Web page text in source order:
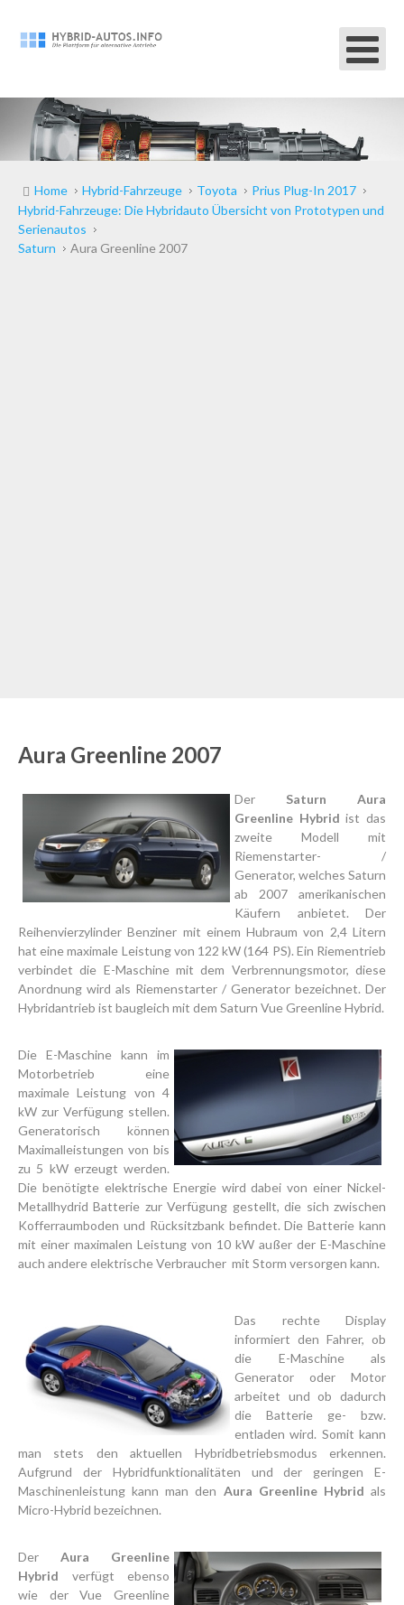
Home Hybrid-Fahrzeuge Toyota
Prius Plug-In 2017
Hybrid-Fahrzeuge: Die Hybridauto Übersicht von Prototypen und
Serienautos
Saturn
Aura Greenline 2007
Aura Greenline 2007
Der Saturn Aura
Greenline Hybrid ist das
zweite Modell mit
Riemenstarter- /
Generator, welches Saturn
ab 2007 amerikanischen
Käufern anbietet. Der
Reihenvierzylinder Benziner mit einem Hubraum von 2,4 Litern
hat eine maximale Leistung von 122 kW (164 PS). Ein Riementrieb
verbindet die E-Maschine mit dem Verbrennungsmotor, diese
Anordnung wird als Riemenstarter / Generator bezeichnet. Der
Hybridantrieb ist baugleich mit dem Saturn Vue Greenline Hybrid.
Die E-Maschine kann im
Motorbetrieb eine
maximale Leistung von 4
kW zur Verfügung stellen.
Generatorisch können
Maximalleistungen von bis
zu 5 kW erzeugt werden.
Die benötigte elektrische Energie wird dabei von einer Nickel-
Metallhydrid Batterie zur Verfügung gestellt, die sich zwischen
Kofferraumboden und Rücksitzbank befindet. Die Batterie kann
mit einer maximalen Leistung von 10 kW außer der E-Maschine
auch andere elektrische Verbraucher mit Storm versorgen kann.
Das rechte Display
informiert den Fahrer, ob
die E-Maschine als
Generator oder Motor
arbeitet und ob dadurch
die Batterie ge- bzw.
entladen wird. Somit kann
man stets den aktuellen Hybridbetriebsmodus erkennen.
Aufgrund der Hybridfunktionalitäten und der geringen E-
Maschinenleistung kann man den Aura Greenline Hybrid als
Micro-Hybrid bezeichnen.
Der Aura Greenline
Hybrid verfügt ebenso
wie der Vue Greenline